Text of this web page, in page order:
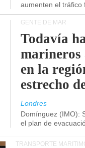
aumenten el tráfico
GENTE DE MAR
Todavía
marineros
en la
estrecho
Londres
Domínguez (IMO):
el plan de
TRANSPORTE